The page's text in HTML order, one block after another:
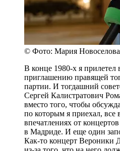
© Фото: Мария
В конце 1980-х я
приглашению правящей
партии. И тогдашний
Сергей Калистратович
вместо того, чтобы
по которым я приехал, все
впечатлениях от
в Мадриде. И еще один
Как-то концерт Вероники